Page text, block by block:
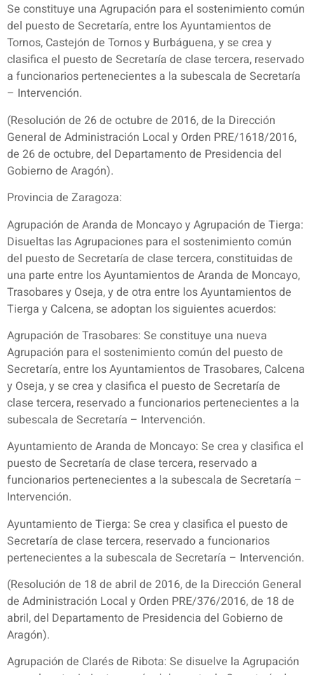
Se constituye una Agrupación para el sostenimiento común
del puesto de Secretaría, entre los Ayuntamientos de
Tornos, Castejón de Tornos y Burbáguena, y se crea y
clasifica el puesto de Secretaría de clase tercera, reservado
a funcionarios pertenecientes a la subescala de Secretaría
– Intervención.
(Resolución de 26 de octubre de 2016, de la Dirección
General de Administración Local y Orden PRE/1618/2016,
de 26 de octubre, del Departamento de Presidencia del
Gobierno de Aragón).
Provincia de Zaragoza:
Agrupación de Aranda de Moncayo y Agrupación de Tierga:
Disueltas las Agrupaciones para el sostenimiento común
del puesto de Secretaría de clase tercera, constituidas de
una parte entre los Ayuntamientos de Aranda de Moncayo,
Trasobares y Oseja, y de otra entre los Ayuntamientos de
Tierga y Calcena, se adoptan los siguientes acuerdos:
Agrupación de Trasobares: Se constituye una nueva
Agrupación para el sostenimiento común del puesto de
Secretaría, entre los Ayuntamientos de Trasobares, Calcena
y Oseja, y se crea y clasifica el puesto de Secretaría de
clase tercera, reservado a funcionarios pertenecientes a la
subescala de Secretaría – Intervención.
Ayuntamiento de Aranda de Moncayo: Se crea y clasifica el
puesto de Secretaría de clase tercera, reservado a
funcionarios pertenecientes a la subescala de Secretaría –
Intervención.
Ayuntamiento de Tierga: Se crea y clasifica el puesto de
Secretaría de clase tercera, reservado a funcionarios
pertenecientes a la subescala de Secretaría – Intervención.
(Resolución de 18 de abril de 2016, de la Dirección General
de Administración Local y Orden PRE/376/2016, de 18 de
abril, del Departamento de Presidencia del Gobierno de
Aragón).
Agrupación de Clarés de Ribota: Se disuelve la Agrupación